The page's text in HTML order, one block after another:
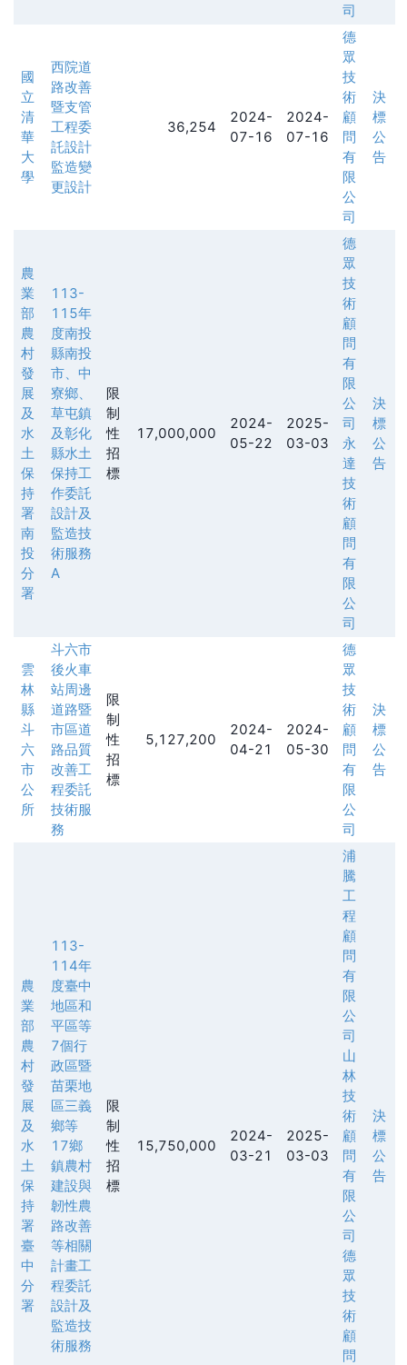
司
國
立
清
華
大
學
西院道
路改善
暨支管
工程委
託設計
監造變
更設計
36,254
2024-
07-16
2024-
07-16
德
眾
技
術
顧
問
有
限
公
司
決
標
公
告
農
業
部
農
村
發
展
及
水
土
保
持
署
南
投
分
署
113-
115年
度南投
縣南投
市、中
寮鄉、
草屯鎮
及彰化
縣水土
保持工
作委託
設計及
監造技
術服務
A
限
制
性
招
標
17,000,000
2024-
05-22
2025-
03-03
德
眾
技
術
顧
問
有
限
公
司
永
達
技
術
顧
問
有
限
公
司
決
標
公
告
雲
林
縣
斗
六
市
公
所
斗六市
後火車
站周邊
道路暨
市區道
路品質
改善工
程委託
技術服
務
限
制
性
招
標
5,127,200
2024-
04-21
2024-
05-30
德
眾
技
術
顧
問
有
限
公
司
決
標
公
告
農
業
部
農
村
發
展
及
水
土
保
持
署
臺
中
分
署
113-
114年
度臺中
地區和
平區等
7個行
政區暨
苗栗地
區三義
鄉等
17鄉
鎮農村
建設與
韌性農
路改善
等相關
計畫工
程委託
設計及
監造技
術服務
限
制
性
招
標
15,750,000
2024-
03-21
2025-
03-03
浦
騰
工
程
顧
問
有
限
公
司
山
林
技
術
顧
問
有
限
公
司
德
眾
技
術
顧
問
決
標
公
告